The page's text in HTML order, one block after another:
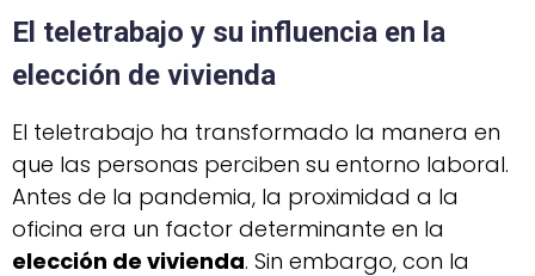
El teletrabajo y su influencia en la
elección de vivienda
El teletrabajo ha transformado la manera en
que las personas perciben su entorno laboral.
Antes de la pandemia, la proximidad a la
oficina era un factor determinante en la
elección de vivienda. Sin embargo, con la